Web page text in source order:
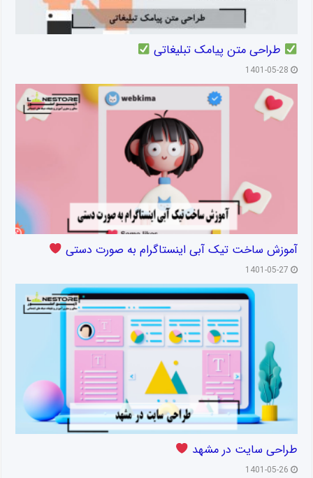
طراحی متن پیامک تبلیغاتی
1401-05-28
آموزش ساخت تیک آبی اینستاگرام به صورت دستی
1401-05-27
طراحی سایت در مشهد
1401-05-26